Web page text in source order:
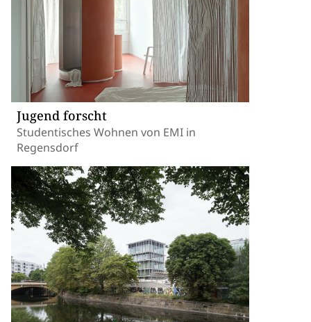
Jugend forscht
Studentisches Wohnen von EMI in
Regensdorf